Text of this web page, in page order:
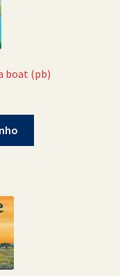
boat (pb)